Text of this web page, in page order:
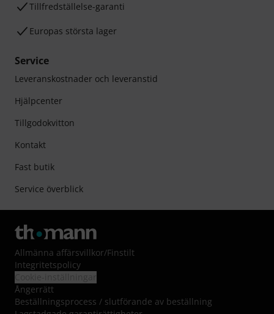
Tillfredställelse-garanti
Europas största lager
Service
Leveranskostnader och leveranstid
Hjälpcenter
Tillgodokvitton
Kontakt
Fast butik
Service överblick
Allmänna affärsvillkor/Finstilt
Integritetspolicy
Ångerrätt
Beställningsprocess / slutförande av beställning